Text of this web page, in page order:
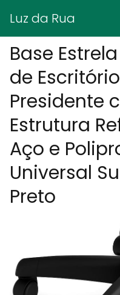
Luz da Rua
Base
de
Presidente
Estrutura
Aço e
Universal
Preto